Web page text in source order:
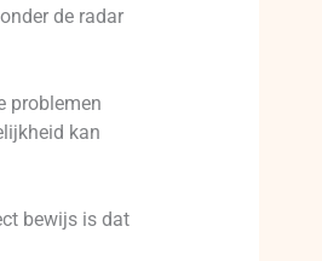
de radar
problemen
kan
bewijs is dat